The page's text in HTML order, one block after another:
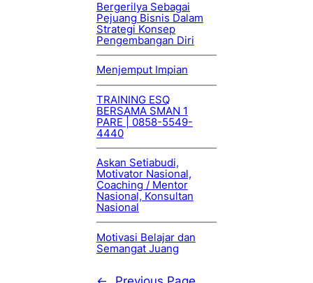
Bergerilya Sebagai
Pejuang Bisnis Dalam
Strategi Konsep
Pengembangan Diri
Menjemput Impian
TRAINING ESQ
BERSAMA SMAN 1
PARE | 0858-5549-
4440
Askan Setiabudi,
Motivator Nasional,
Coaching / Mentor
Nasional, Konsultan
Nasional
Motivasi Belajar dan
Semangat Juang